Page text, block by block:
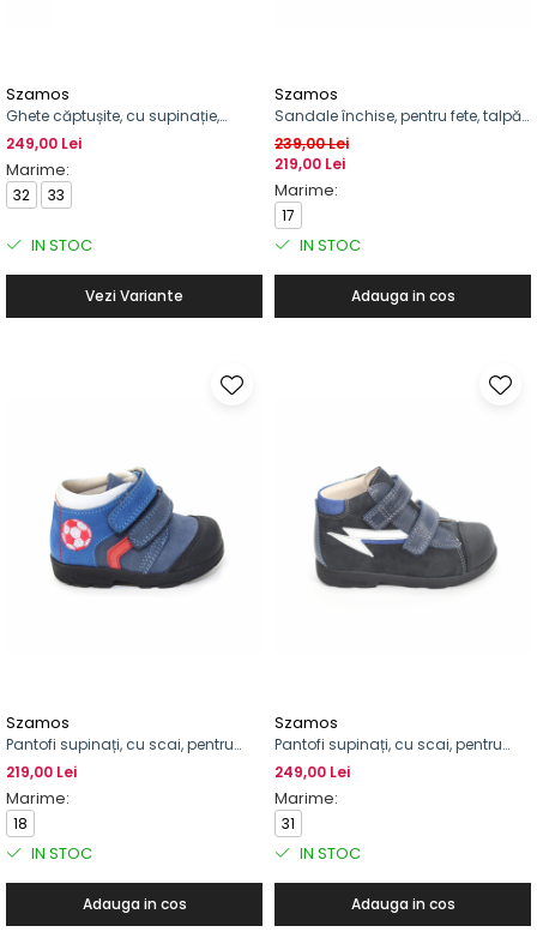
Szamos
Ghete căptușite, cu supinație,
pentru fete, cu șirete și fermoar
249,00 Lei
Marime:
32 33
IN STOC
Vezi Variante
Szamos
Sandale închise, pentru fete, talpă
normală
239,00 Lei
219,00 Lei
Marime:
17
IN STOC
Adauga in cos
Szamos
Pantofi supinați, cu scai, pentru
băieți
219,00 Lei
Marime:
18
IN STOC
Adauga in cos
Szamos
Pantofi supinați, cu scai, pentru
băieți
249,00 Lei
Marime:
31
IN STOC
Adauga in cos